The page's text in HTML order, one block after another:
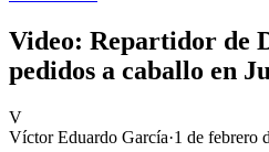
Video: Repartidor de
pedidos a caballo en
V
Víctor Eduardo García·1 de febrero